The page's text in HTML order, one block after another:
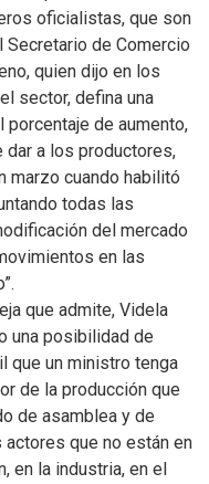
oficialistas, que son
Secretario de Comercio
quien dijo en los
sector, defina una
porcentaje de aumento,
a los productores,
marzo cuando habilitó
todas las
del mercado
en las
que admite, Videla
una posibilidad de
que un ministro tenga
de la producción que
de asamblea y de
actores que no están en
en la industria, en el